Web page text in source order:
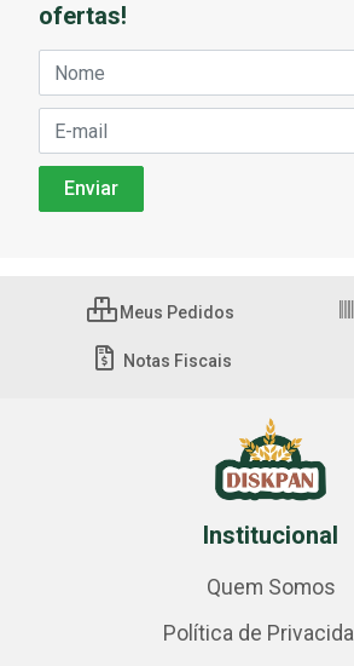
ofertas!
Meus Pedidos
Notas Fiscais
Institucional
Quem Somos
Política de